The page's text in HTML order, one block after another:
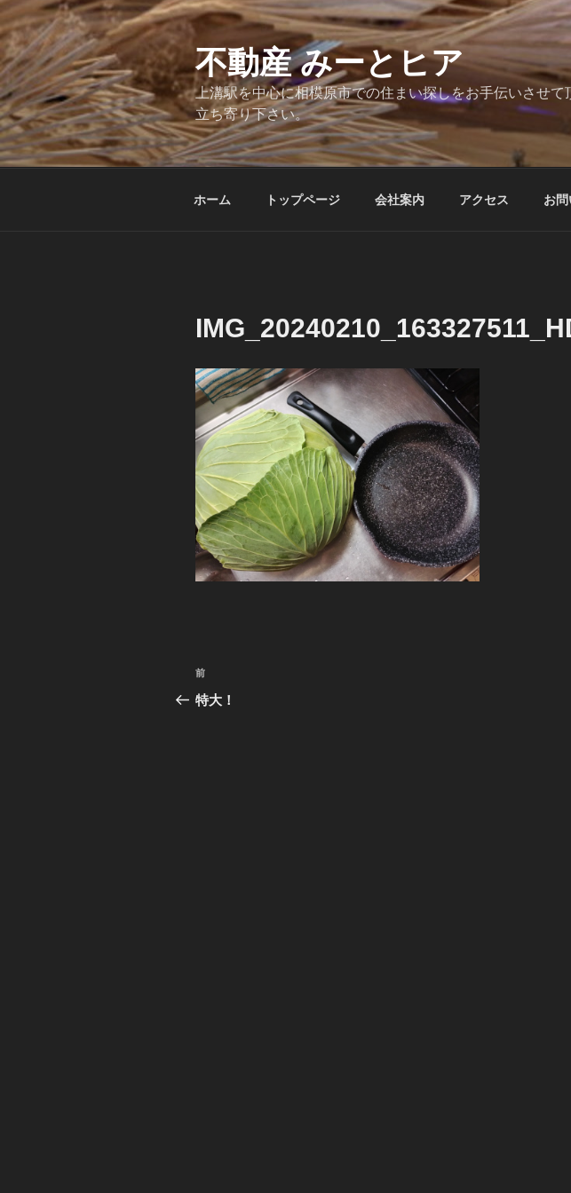
コ
ン
テ
ン
ツ
へ
ス
キ
不動産 みーとヒア
上溝駅を中心に相模原市での住まい探しをお手伝いさせ
立ち寄り下さい。
ホーム トップページ 会社案内 アクセス お
投
稿
前
の
前
特大！